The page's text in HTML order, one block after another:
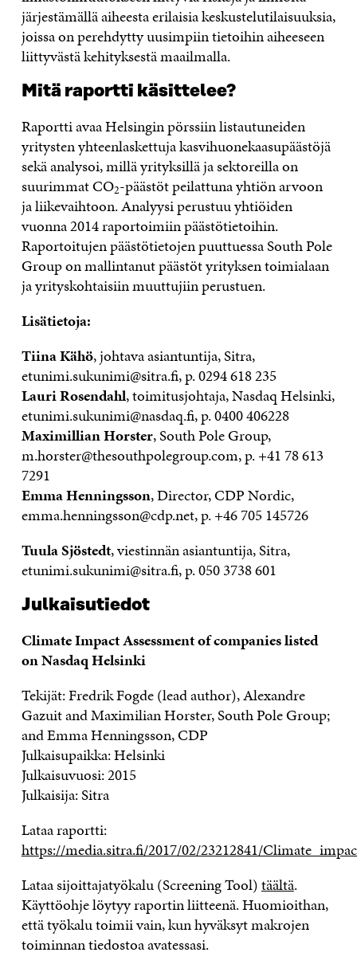
järjestämällä aiheesta erilaisia keskustelutilaisuuksia,
joissa on perehdytty uusimpiin tietoihin aiheeseen
liittyvästä kehityksestä maailmalla.
Mitä raportti käsittelee?
Raportti avaa Helsingin pörssiin listautuneiden
yritysten yhteenlaskettuja kasvihuonekaasupäästöjä
sekä analysoi, millä yrityksillä ja sektoreilla on
suurimmat CO2-päästöt peilattuna yhtiön arvoon
ja liikevaihtoon. Analyysi perustuu yhtiöiden
vuonna 2014 raportoimiin päästötietoihin.
Raportoitujen päästötietojen puuttuessa South Pole
Group on mallintanut päästöt yrityksen toimialaan
ja yrityskohtaisiin muuttujiin perustuen.
Lisätietoja:
Tiina Kähö, johtava asiantuntija, Sitra,
etunimi.sukunimi@sitra.fi, p. 0294 618 235
Lauri Rosendahl, toimitusjohtaja, Nasdaq Helsinki,
etunimi.sukunimi@nasdaq.fi, p. 0400 406228
Maximillian Horster, South Pole Group,
m.horster@thesouthpolegroup.com, p. +41 78 613
7291
Emma Henningsson, Director, CDP Nordic,
emma.henningsson@cdp.net, p. +46 705 145726
Tuula Sjöstedt, viestinnän asiantuntija, Sitra,
etunimi.sukunimi@sitra.fi, p. 050 3738 601
Julkaisutiedot
Climate Impact Assessment of companies listed
on Nasdaq Helsinki
Tekijät: Fredrik Fogde (lead author), Alexandre
Gazuit and Maximilian Horster, South Pole Group;
and Emma Henningsson, CDP
Julkaisupaikka: Helsinki
Julkaisuvuosi: 2015
Julkaisija: Sitra
Lataa raportti:
https://media.sitra.fi/2017/02/23212841/
Lataa sijoittajatyökalu (Screening Tool)täältä.
Käyttöohje löytyy raportin liitteenä. Huomioithan,
että työkalu toimii vain, kun hyväksyt makrojen
toiminnan tiedostoa avatessasi.